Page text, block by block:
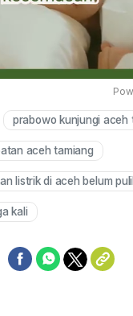
prabowo kunjungi aceh
aceh tamiang
listrik di aceh belum
kali